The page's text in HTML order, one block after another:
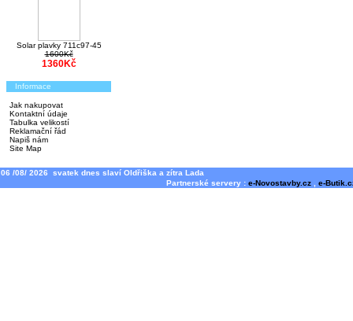
Solar plavky 711c97-45
1600Kč
1360Kč
Informace
Jak nakupovat
Kontaktní údaje
Tabulka velikostí
Reklamační řád
Napiš nám
Site Map
06 /08/ 2026 svatek dnes slaví Oldřiška a zítra Lada
Partnerské servery : e-Novostavby.cz e-